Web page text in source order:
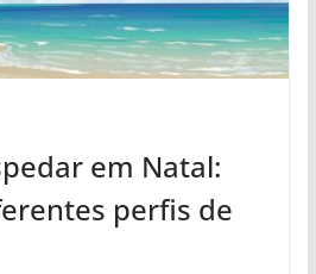
em Natal:
perfis de